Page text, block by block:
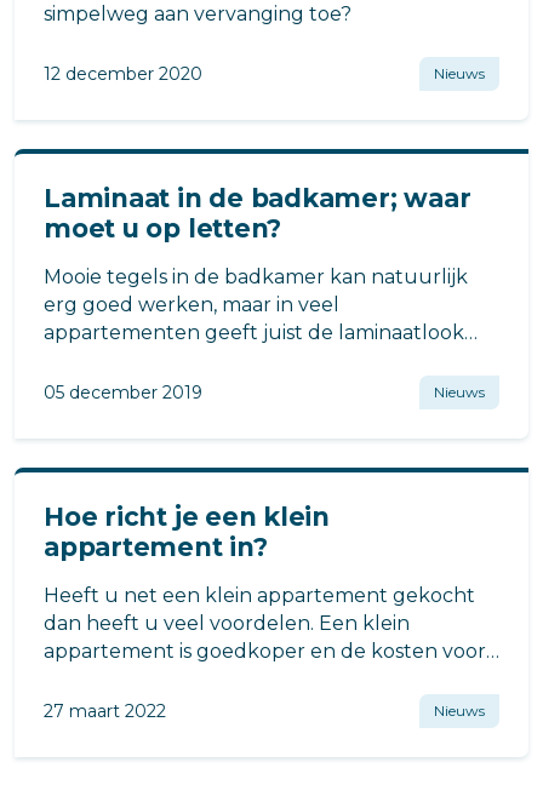
simpelweg aan vervanging toe?
12 december 2020 Nieuws
Laminaat in de badkamer; waar
moet u op letten?
Mooie tegels in de badkamer kan natuurlijk
erg goed werken, maar in veel
appartementen geeft juist de laminaatlook
en luxe.
05 december 2019 Nieuws
Hoe richt je een klein
appartement in?
Heeft u net een klein appartement gekocht
dan heeft u veel voordelen. Een klein
appartement is goedkoper en de kosten voor
27 maart 2022 Nieuws